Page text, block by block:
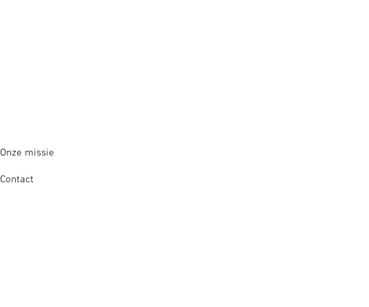
Onze missie
Contact